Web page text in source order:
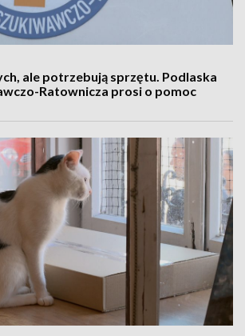
ale potrzebują sprzętu. Podlaska
Ratownicza prosi o pomoc